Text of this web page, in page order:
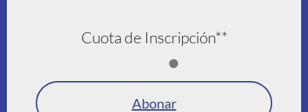
Cuota de Inscripción**
Abonar